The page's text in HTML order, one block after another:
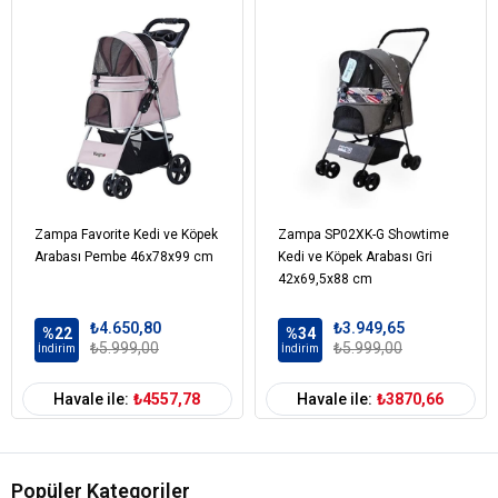
Zampa Favorite Kedi ve Köpek
Arabası Pembe 46x78x99 cm
%22
İndirim
₺4.650,80
₺5.999,00
Havale ile: ₺4557,78
Zampa SP02XK-G Showtime
Kedi ve Köpek Arabası Gri
42x69,5x88 cm
%34
İndirim
₺3.949,65
₺5.999,00
Havale ile: ₺3870,66
Popüler Kategoriler